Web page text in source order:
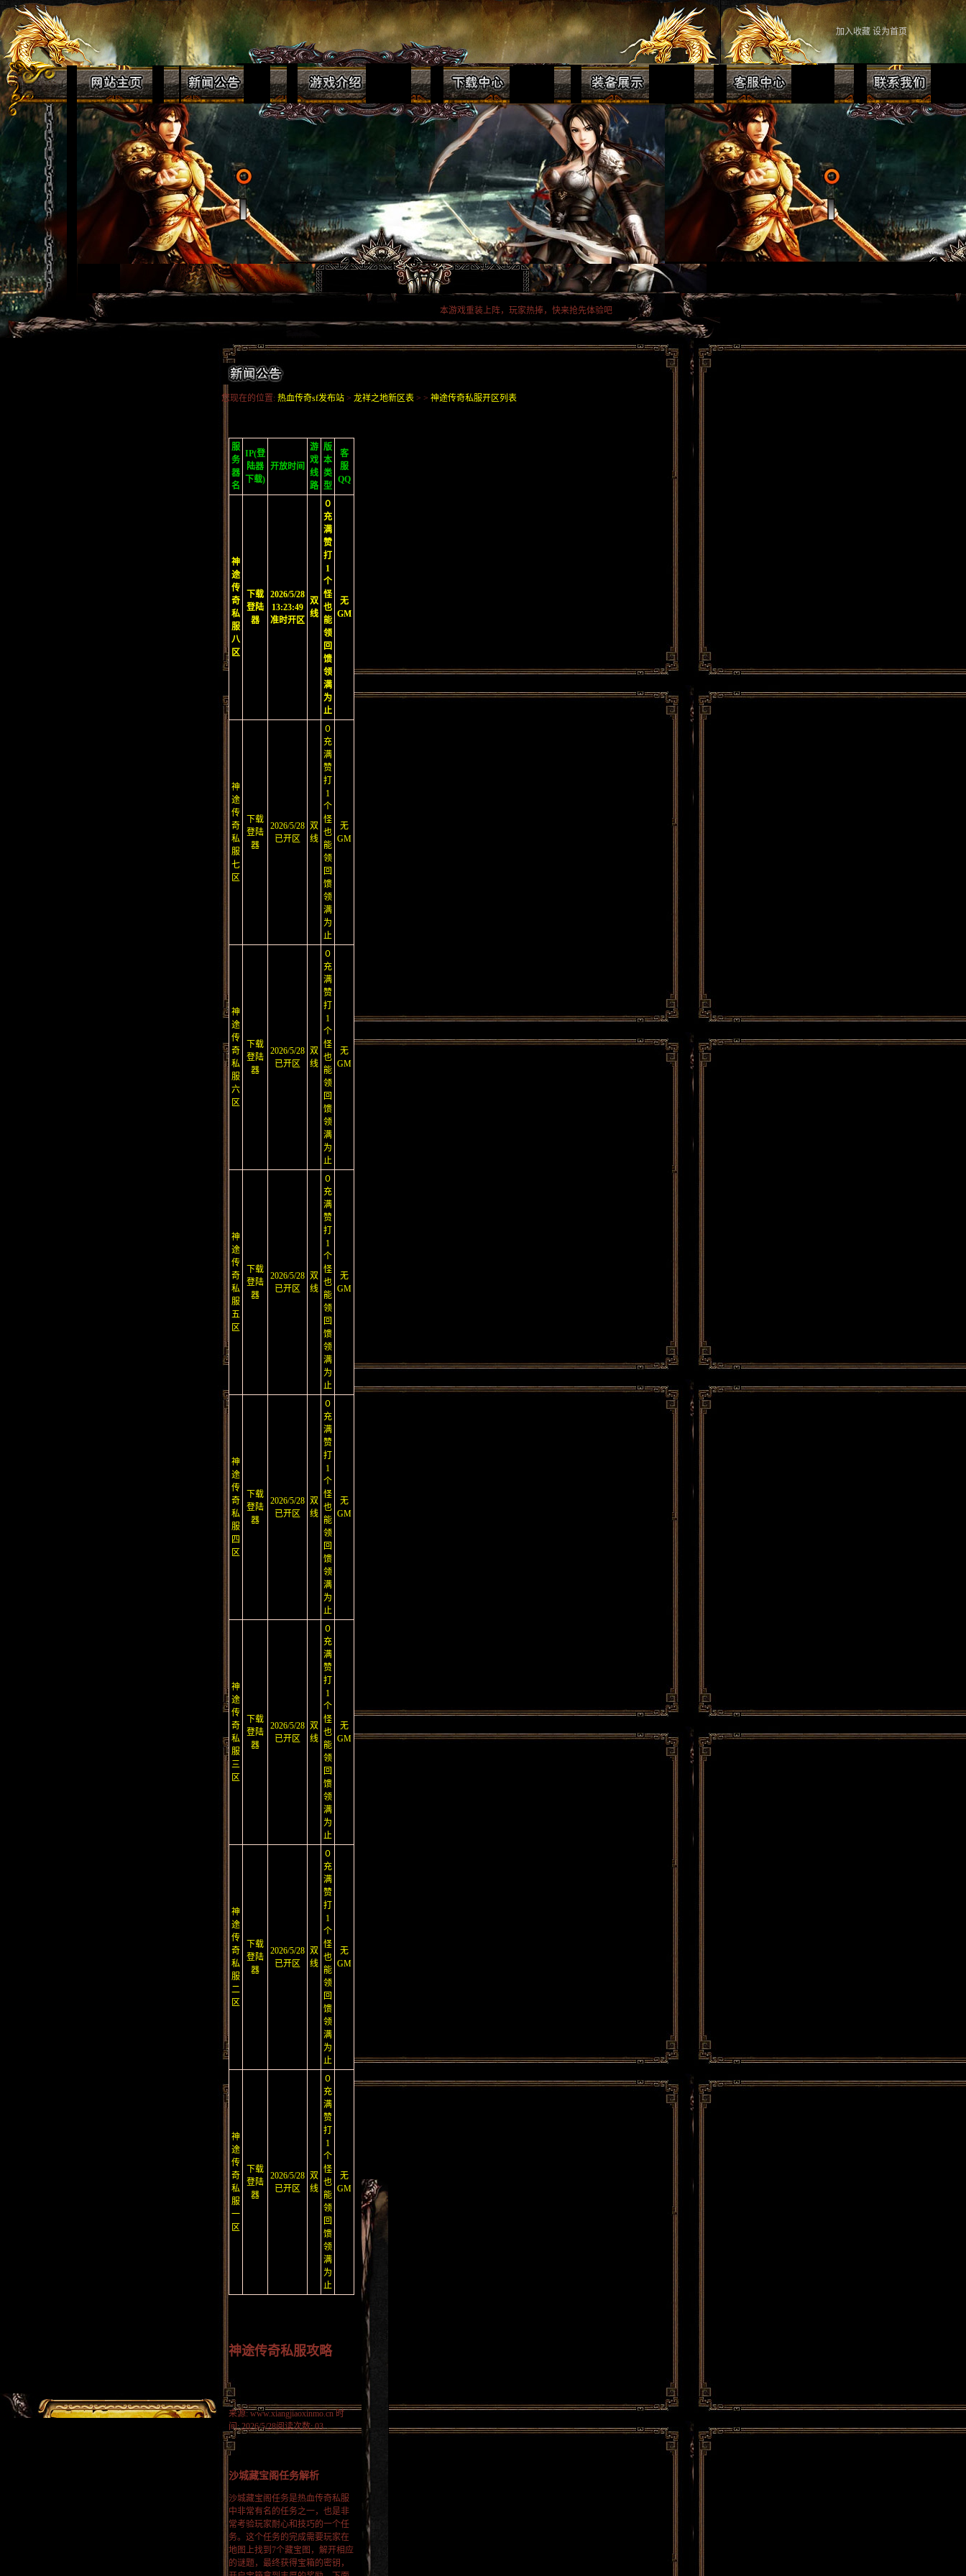
加入收藏 设为首页
本游戏重装上阵，玩家热捧，快来抢先体验吧
您现在的位置: 热血传奇sf发布站 > 龙祥之地新区表 > > 神途传奇私服开区列表
服
务
器
名
IP(登
陆器
下载)
开放时间
游
戏
线
路
版
本
类
型
客
服
QQ
神
途
传
奇
私
服
八
区
下载
登陆
器
2026/5/28
13:23:49
准时开区
双
线
０
充
满
赞
打
1
个
怪
也
能
领
回
馈
领
满
为
止
无
GM
神
途
传
奇
私
服
七
区
下载
登陆
器
2026/5/28
已开区
双
线
０
充
满
赞
打
1
个
怪
也
能
领
回
馈
领
满
为
止
无
GM
神
途
传
奇
私
服
六
区
下载
登陆
器
2026/5/28
已开区
双
线
０
充
满
赞
打
1
个
怪
也
能
领
回
馈
领
满
为
止
无
GM
神
途
传
奇
私
服
五
区
下载
登陆
器
2026/5/28
已开区
双
线
０
充
满
赞
打
1
个
怪
也
能
领
回
馈
领
满
为
止
无
GM
神
途
传
奇
私
服
四
区
下载
登陆
器
2026/5/28
已开区
双
线
０
充
满
赞
打
1
个
怪
也
能
领
回
馈
领
满
为
止
无
GM
神
途
传
奇
私
服
三
区
下载
登陆
器
2026/5/28
已开区
双
线
０
充
满
赞
打
1
个
怪
也
能
领
回
馈
领
满
为
止
无
GM
神
途
传
奇
私
服
二
区
下载
登陆
器
2026/5/28
已开区
双
线
０
充
满
赞
打
1
个
怪
也
能
领
回
馈
领
满
为
止
无
GM
神
途
传
奇
私
服
一
区
下载
登陆
器
2026/5/28
已开区
双
线
０
充
满
赞
打
1
个
怪
也
能
领
回
馈
领
满
为
止
无
GM
神途传奇私服攻略
来源: www.xiangjiaoxinmo.cn 时
间: 2026/5/28阅读次数: 03
沙城藏宝阁任务解析
沙城藏宝阁任务是热血传奇私服
中非常有名的任务之一，也是非
常考验玩家耐心和技巧的一个任
务。这个任务的完成需要玩家在
地图上找到7个藏宝图，解开相应
的谜题，最终获得宝箱的密钥，